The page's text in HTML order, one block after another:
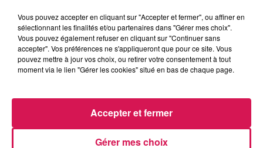
TEDDYBEAR
Chaussures Roses
ANOTR FEAT 54 ULTRA
Talk To You
BENABAR
Le Diner
LES ARTICLES LES PLUS CONSULTÉS
CHALEUR ET RISQUE
Vous pouvez accepter en cliquant sur "Accepter et fermer", ou affiner en
sélectionnant les finalités et/ou partenaires dans "Gérer mes choix".
Vous pouvez également refuser en cliquant sur "Continuer sans
accepter". Vos préférences ne s'appliqueront que pour ce site. Vous
pouvez mettre à jour vos choix, ou retirer votre consentement à tout
moment via le lien "Gérer les cookies" situé en bas de chaque page.
Gérer mes choix
Accepter et fermer